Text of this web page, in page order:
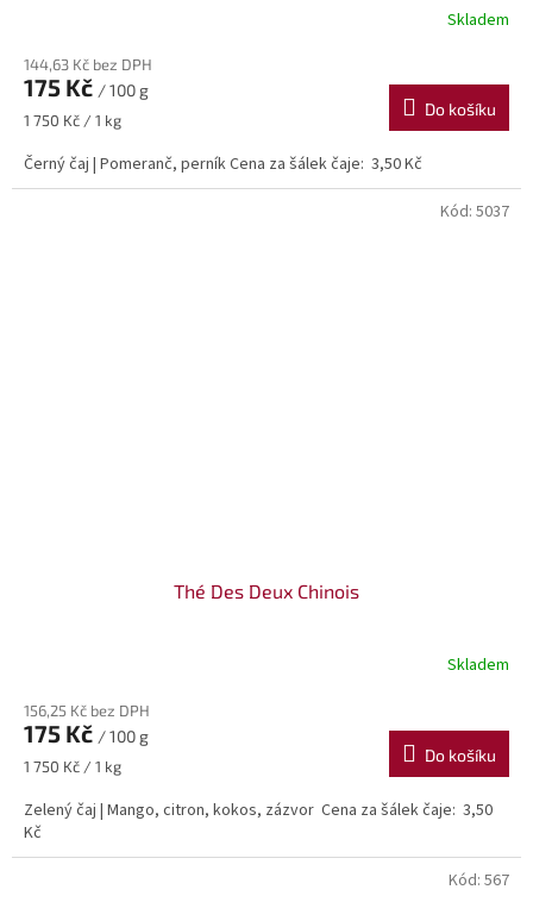
Skladem
144,63 Kč bez DPH
175 Kč / 100 g
Měrná
1 750 Kč / 1 kg
Do košíku
Černý čaj | Pomeranč, perník Cena za šálek čaje: 3,50 Kč
Thé Des Deux Chinois
Skladem
156,25 Kč bez DPH
175 Kč / 100 g
Měrná
1 750 Kč / 1 kg
Do košíku
Zelený čaj | Mango, citron, kokos, zázvor Cena za šálek čaje: 3,50
Kč
Kód: 5037
Kód: 567